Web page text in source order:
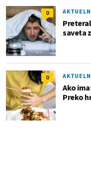
0
saveta
0
Ako
Preko